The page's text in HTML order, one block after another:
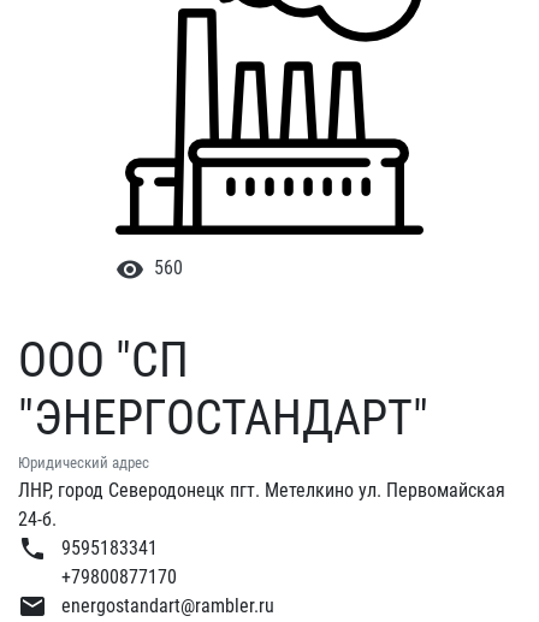
visibility 560
ООО "СП
"ЭНЕРГОСТАНДАРТ"
Юридический адрес
ЛНР, город Северодонецк пгт. Метелкино ул. Первомайская
24-б.
phone
9595183341
+79800877170
email energostandart@rambler.ru